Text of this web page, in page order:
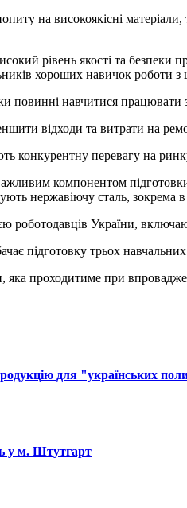
на високоякісні
рівень якості та безпеки
хороших навичок роботи
повинні навчитися
відходи та витрати на
конкурентну перевагу на
компонентом
нержавіючу сталь, зокрема
роботодавців України,
підготовку трьох
яка проходитиме при
для "українських
у м. Штутгарт